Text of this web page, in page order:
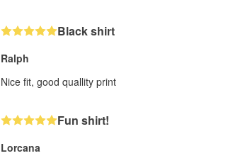
Black shirt
Ralph
Nice fit, good quallity print
Fun shirt!
Lorcana